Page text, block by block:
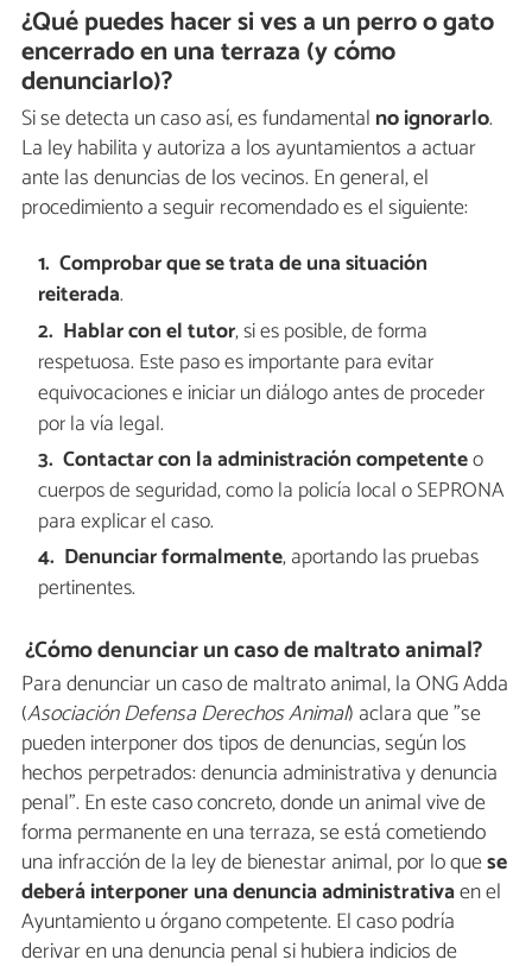
¿Qué puedes hacer si ves a un perro o gato
encerrado en una terraza (y cómo
denunciarlo)?
Si se detecta un caso así, es fundamental no ignorarlo.
La ley habilita y autoriza a los ayuntamientos a actuar
ante las denuncias de los vecinos. En general, el
procedimiento a seguir recomendado es el siguiente:
Comprobar que se trata de una situación
reiterada.
Hablar con el tutor, si es posible, de forma
respetuosa. Este paso es importante para evitar
equivocaciones e iniciar un diálogo antes de proceder
por la vía legal.
Contactar con la administración competenteo
cuerpos de seguridad, como la policía local o SEPRONA
para explicar el caso.
Denunciar formalmente, aportando las pruebas
pertinentes.
¿Cómo denunciar un caso de maltrato animal?
Para denunciar un caso de maltrato animal, la ONG Adda
(Asociación Defensa Derechos Animal) aclara que "se
pueden interponer dos tipos de denuncias, según los
hechos perpetrados: denuncia administrativa y denuncia
penal". En este caso concreto, donde un animal vive de
forma permanente en una terraza, se está cometiendo
una infracción de la ley de bienestar animal, por lo quese
deberá interponer una denuncia administrativaen el
Ayuntamiento u órgano competente. El caso podría
derivar en una denuncia penal si hubiera indicios de